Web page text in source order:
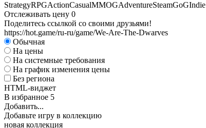
StrategyRPGActionCasualMMOGAdventureSteamGoGIndie
Отслеживать цену 0
Поделитесь ссылкой со своими друзьями!
https://hot.game/ru-ru/game/We-Are-The-Dwarves
Обычная
На цены
На системные требования
На график изменения цены
Без региона
HTML-виджет
В избранное 5
Добавить...
Добавьте игру в коллекцию
новая коллекция